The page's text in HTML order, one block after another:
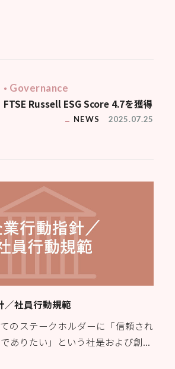
Governance
FTSE Russell ESG Score 4.7を獲得
NEWS 2025.07.25
／社員行動規範
のステークホルダーに「信頼され
ありたい」という社是および創...